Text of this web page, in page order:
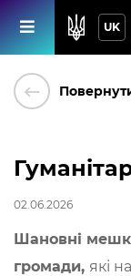
UK
keyboard_backspace
02.06.2026
Шановні
громади, які